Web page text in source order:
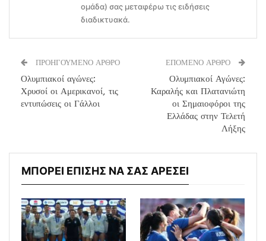
ομάδα) σας μεταφέρω τις ειδήσεις
διαδικτυακά.
ΠΡΟΗΓΟΥΜΕΝΟ ΑΡΘΡΟ
Ολυμπιακοί αγώνες:
Χρυσοί οι Αμερικανοί, τις
εντυπώσεις οι Γάλλοι
ΕΠΟΜΕΝΟ ΑΡΘΡΟ
Ολυμπιακοί Αγώνες:
Καραλής και Πλατανιώτη
οι Σημαιοφόροι της
Ελλάδας στην Τελετή
Λήξης
ΜΠΟΡΕΙ ΕΠΙΣΗΣ ΝΑ ΣΑΣ ΑΡΕΣΕΙ